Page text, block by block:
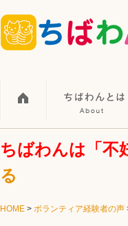
ちばわんは「不
る
HOME > ボランティア経験者の声